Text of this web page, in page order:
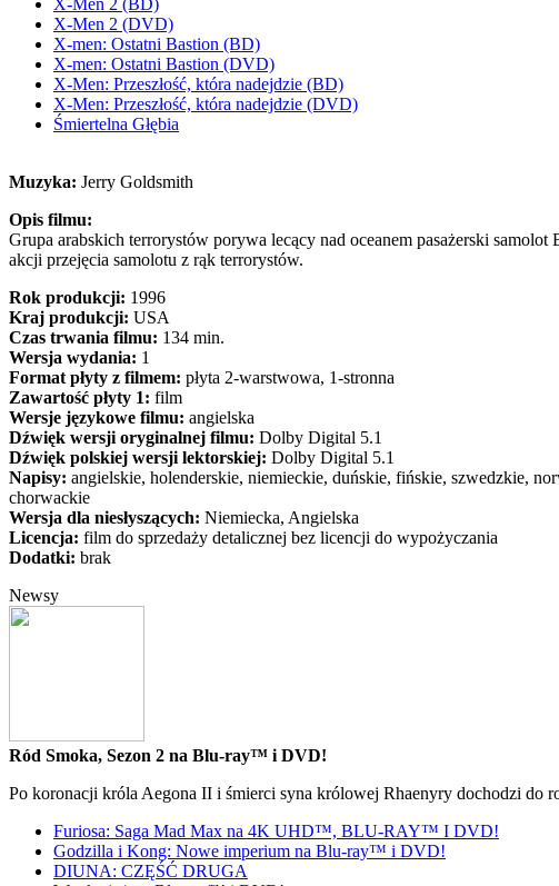
X-Men 2 (BD)
X-Men 2 (DVD)
X-men: Ostatni Bastion (BD)
X-men: Ostatni Bastion (DVD)
X-Men: Przeszłość, która nadejdzie (BD)
X-Men: Przeszłość, która nadejdzie (DVD)
Śmiertelna Głębia
Muzyka: Jerry Goldsmith
Opis filmu:
Grupa arabskich terrorystów porywa lecący nad oceanem pasażerski
akcji przejęcia samolotu z rąk terrorystów.
Rok produkcji: 1996
Kraj produkcji: USA
Czas trwania filmu: 134 min.
Wersja wydania: 1
Format płyty z filmem: płyta 2-warstwowa, 1-stronna
Zawartość płyty 1: film
Wersje językowe filmu: angielska
Dźwięk wersji oryginalnej filmu: Dolby Digital 5.1
Dźwięk polskiej wersji lektorskiej: Dolby Digital 5.1
Napisy: angielskie, holenderskie, niemieckie, duńskie, fińskie, szwedzkie,
chorwackie
Wersja dla niesłyszących: Niemiecka, Angielska
Licencja: film do sprzedaży detalicznej bez licencji do wypożyczania
Dodatki: brak
Newsy
Ród Smoka, Sezon 2 na Blu-ray™ i DVD!
Po koronacji króla Aegona II i śmierci syna królowej Rhaenyry dochodzi do
Furiosa: Saga Mad Max na 4K UHD™, BLU-RAY™ I DVD!
Godzilla i Kong: Nowe imperium na Blu-ray™ i DVD!
DIUNA: CZĘŚĆ DRUGA